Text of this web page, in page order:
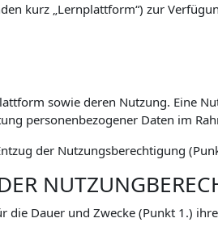
kurz „Lernplattform“) zur
sowie deren Nutzung. Eine
personenbezogener Daten im
der Nutzungsberechtigung
Dauer und Zwecke (Punkt 1.)